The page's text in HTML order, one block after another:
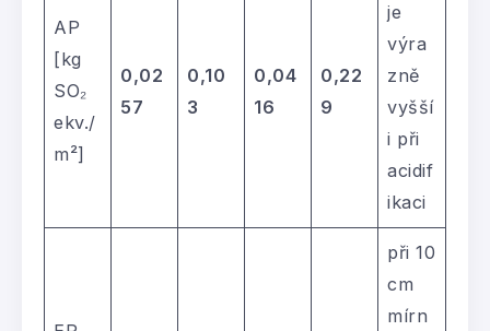
AP
[kg
SO₂
ekv./
m²]
0,02
57
0,10
3
0,04
16
0,22
9
je
výra
zně
vyšší
i při
acidif
ikaci
při 10
cm
mírn